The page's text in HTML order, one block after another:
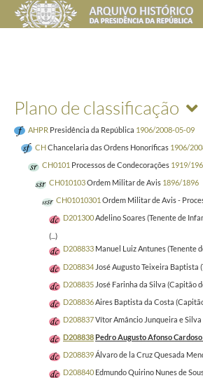
Plano de classificação
AHPR Presidência da República 1906/2008-05-09
CHChancelaria das Ordens Honoríficas 1906/
CH0101 Processos de Condecorações 1919/
CH010103Ordem Militar de Avis 1896/1896
CH01010301 Ordem Militar de Avis -
D201300Adelino Soares (Tenente de
(...)
D208833 Manuel Luiz Antunes (Tenente
D208834 José Augusto Teixeira Baptista
D208835 José Farinha da Silva (Capitão
D208836Aires Baptista da Costa
D208837Vítor Amâncio Junqueira e Silva
D208838Pedro Augusto Afonso
D208839Álvaro de la Cruz Quesada
D208840 Edmundo Quirino Nunes de